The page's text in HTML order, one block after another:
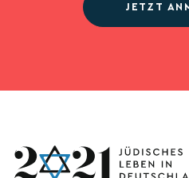
JETZT